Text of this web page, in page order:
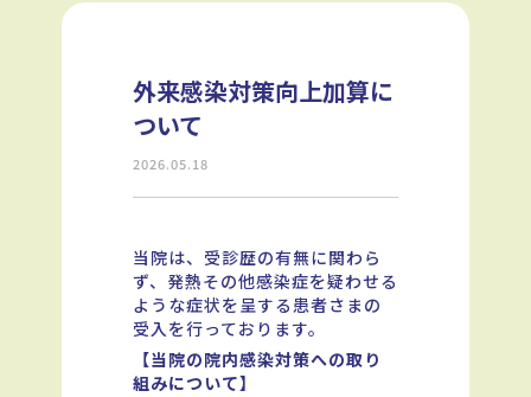
外来感染対策向上加算に
ついて
2026.05.18
当院は、受診歴の有無に関わら
ず、発熱その他感染症を疑わせる
ような症状を呈する患者さまの
受入を行っております。
【当院の院内感染対策への取り
組みについて】